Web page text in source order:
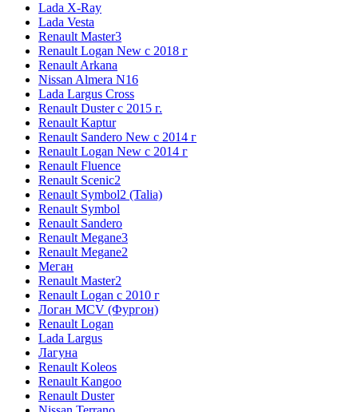
Lada X-Ray
Lada Vesta
Renault Master3
Renault Logan New с 2018 г
Renault Arkana
Nissan Almera N16
Lada Largus Cross
Renault Duster с 2015 г.
Renault Kaptur
Renault Sandero New с 2014 г
Renault Logan New с 2014 г
Renault Fluence
Renault Scenic2
Renault Symbol2 (Talia)
Renault Symbol
Renault Sandero
Renault Megane3
Renault Megane2
Меган
Renault Master2
Renault Logan c 2010 г
Логан МСV (Фургон)
Renault Logan
Lada Largus
Лагуна
Renault Koleos
Renault Kangoo
Renault Duster